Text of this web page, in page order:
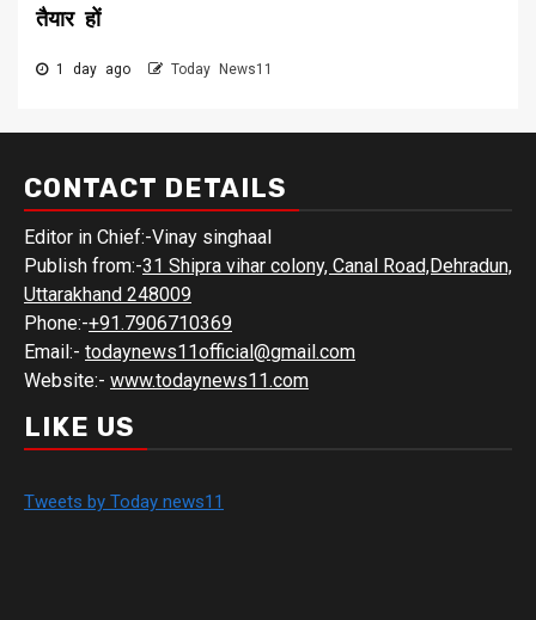
तैयार हों
1 day ago Today News11
CONTACT DETAILS
Editor in Chief:-Vinay singhaal
Publish from:-31 Shipra vihar colony, Canal Road,Dehradun,
Uttarakhand 248009
Phone:-+91.7906710369
Email:- todaynews11official@gmail.com
Website:- www.todaynews11.com
LIKE US
Tweets by Today news11